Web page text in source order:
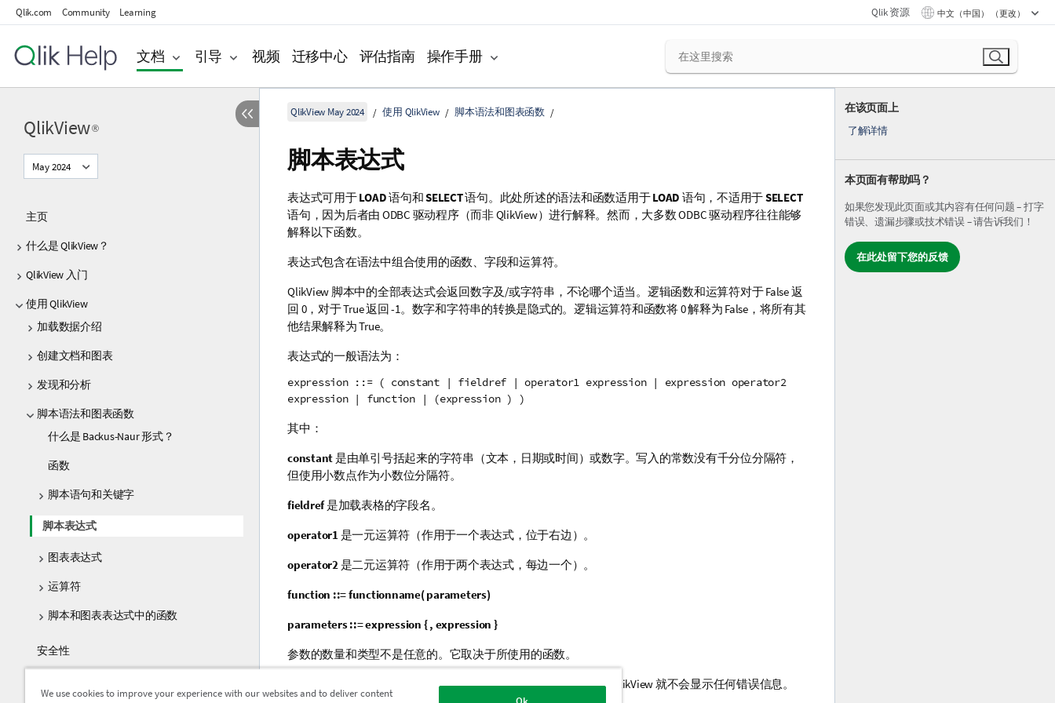
Qlik.com Community Learning Qlik 资源 中文（中国） （更改）
文档 引导 视频 迁移中心 评估指南 操作手册
QlikView®
May 2024
主页
什么是 QlikView？
QlikView 入门
使用 QlikView
加载数据介绍
创建文档和图表
发现和分析
脚本语法和图表函数
什么是 Backus-Naur 形式？
函数
脚本语句和关键字
脚本表达式
图表表达式
运算符
脚本和图表表达式中的函数
安全性
在该页面上
了解详情
本页面有帮助吗？
如果您发现此页面或其内容有任何问题 – 打字
错误、遗漏步骤或技术错误 – 请告诉我们！
在此处留下您的反馈
QlikView May 2024 使用 QlikView 脚本语法和图表函数
脚本表达式
表达式可用于LOAD语句和SELECT语句。此处所述的语法和函数适用于LOAD 语句，不适用于SELECT
语句，因为后者由 ODBC 驱动程序（而非QlikView）进行解释。然而，大多数ODBC驱动程序往往能够
解释以下函数。
表达式包含在语法中组合使用的函数、字段和运算符。
QlikView 脚本中的全部表达式会返回数字及/或字符串，不论哪个适当。逻辑函数和运算符对于False返
回 0，对于True返回 -1。数字和字符串的转换是隐式的。逻辑运算符和函数将 0 解释为 False，将所有其
他结果解释为True。
表达式的一般语法为：
expression ::= ( constant | fieldref | operator1 expression | expression operator2
expression | function | (expression ) )
其中：
constant是由单引号括起来的字符串（文本，日期或时间）或数字。写入的常数没有千分位分隔符，
但使用小数点作为小数位分隔符。
fieldref是加载表格的字段名。
operator1是一元运算符（作用于一个表达式，位于右边）。
operator2是二元运算符（作用于两个表达式，每边一个）。
function ::= functionname(parameters)
parameters ::= expression { , expression }
参数的数量和类型不是任意的。它取决于所使用的函数。
表达式和函数还可自由嵌套，并且只要表达式返回可解释的值，
QlikView就不会显示任何错误信息。
We use cookies to improve your experience with our websites and to deliver content